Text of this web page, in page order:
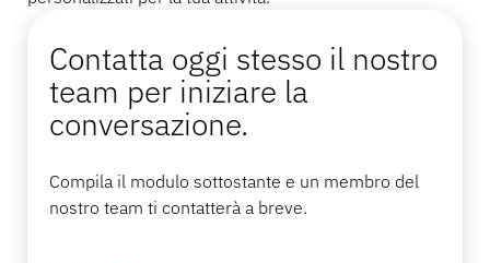
Contatta oggi stesso il nostro
team per iniziare la
conversazione.
Compila il modulo sottostante e un membro del
nostro team ti contatterà a breve.